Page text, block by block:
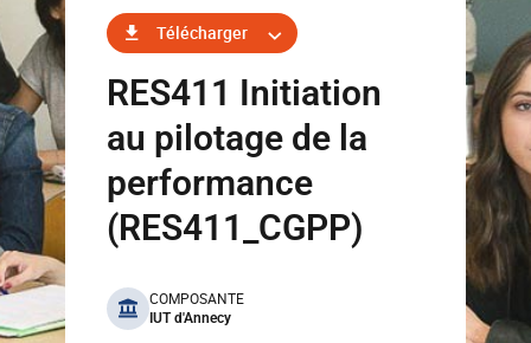
Télécharger
RES411 Initiation
au pilotage de la
performance
(RES411_CGPP)
benefits
COMPOSANTE
IUT d'Annecy